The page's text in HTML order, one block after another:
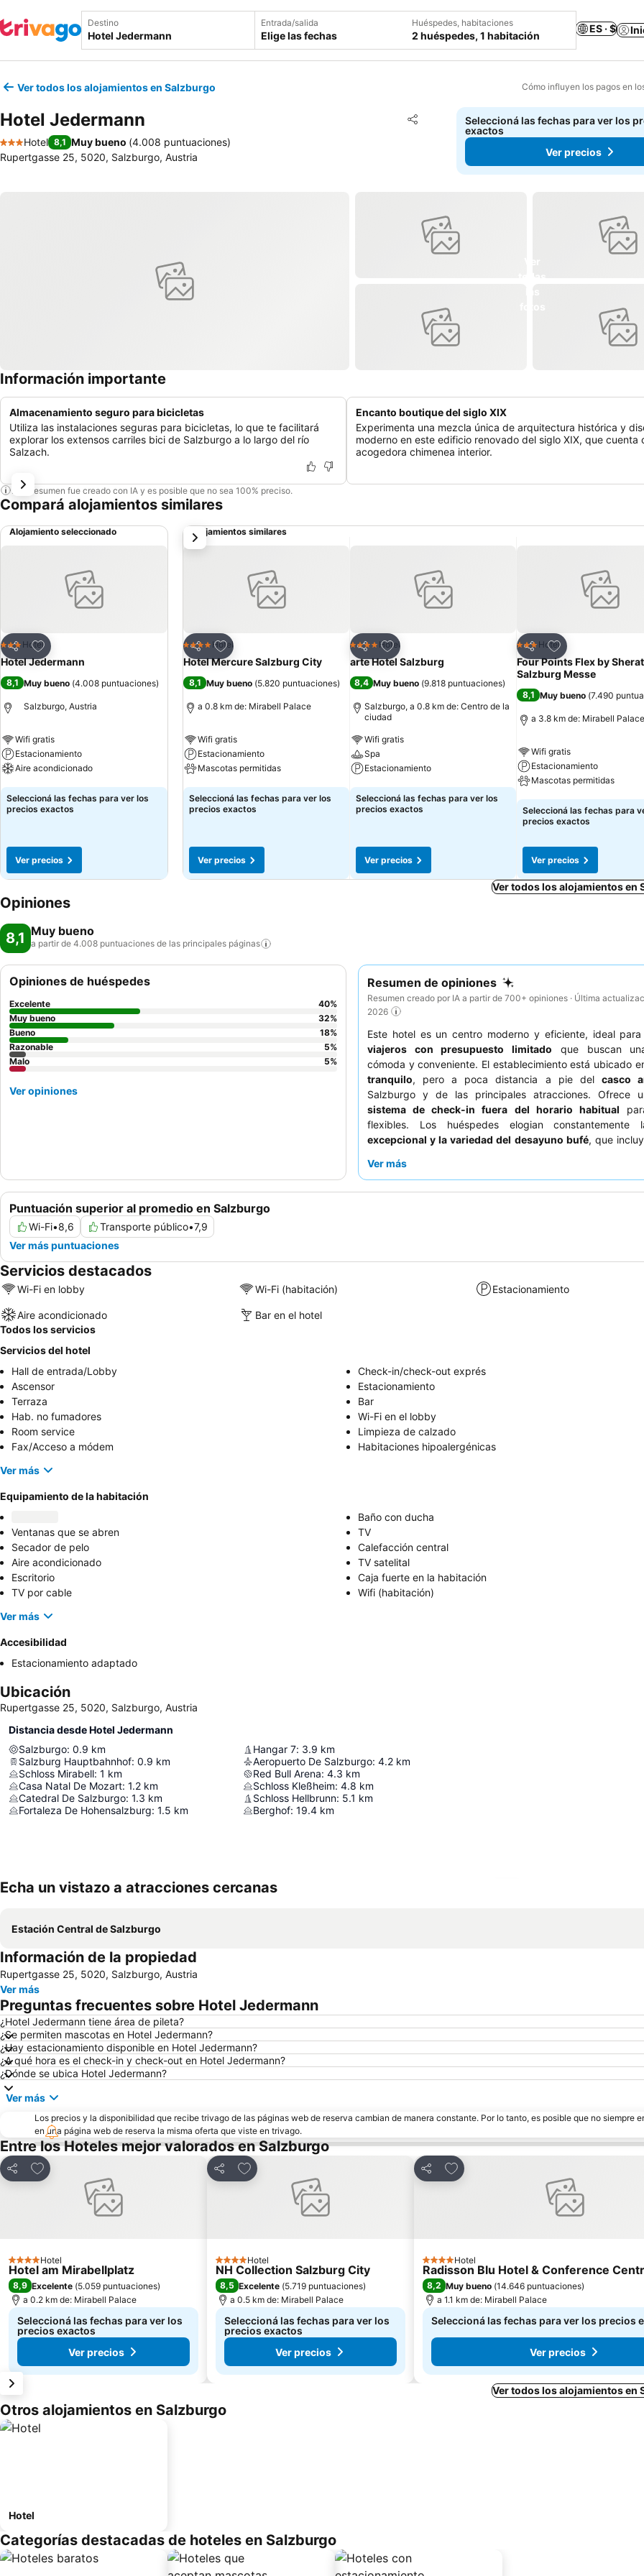
Destino Entrada/salida
Elige las fechas
Huéspedes, habitaciones
2 huéspedes, 1 habitación
ES · $
Ver todos los alojamientos en Salzburgo Cómo influyen los pagos en
Hotel Jedermann Compartir
Añadir a favoritos
3 Estrellas
Hotel 8,1 Muy bueno (4.008 puntuaciones)
Rupertgasse 25, 5020, Salzburgo, Austria
Seleccioná las fechas para ver los
exactos
Ver precios
Información importante
Almacenamiento seguro para bicicletas
Utiliza las instalaciones seguras para bicicletas, lo que te facilitará
explorar los extensos carriles bici de Salzburgo a lo largo del río
Salzach.
Encanto boutique del siglo XIX
Experimenta una mezcla única de arquitectura histórica y
moderno en este edificio renovado del siglo XIX, que cuenta
acogedora chimenea interior.
Este resumen fue creado con IA y es posible que no sea 100% preciso.
Compará alojamientos similares
Alojamiento seleccionado
Compartir
Añadir a favoritos
3 Estrellas
Hotel
Hotel Jedermann
8,1 Muy bueno (4.008 puntuaciones)
Salzburgo, Austria
Wifi gratis
Estacionamiento
Aire acondicionado
Ver precios
Seleccioná las fechas para ver los
precios exactos
Ver precios
Alojamientos similares
Compartir
Añadir a favoritos
4 EstrellasHotel
Hotel Mercure Salzburg City
8,1 Muy bueno (5.820 puntuaciones)
a 0.8 km de: Mirabell Palace
Wifi gratis
Estacionamiento
Mascotas permitidas
Ver precios
Seleccioná las fechas para ver los
precios exactos
Ver precios
Compartir
Añadir a favoritos
4 EstrellasHotel
arte Hotel Salzburg
8,4 Muy bueno (9.818 puntuaciones)
Salzburgo, a 0.8 km de: Centro de la
ciudad
Wifi gratis
Spa
Estacionamiento
Ver precios
Seleccioná las fechas para ver los
precios exactos
Ver precios
Compartir
Añadir a favoritos
3 Estrellas
Hotel
Four Points Flex by
Salzburg Messe
8,1 Muy bueno (7.490
a 3.8 km de: Mirabell Palace
Wifi gratis
Estacionamiento
Mascotas permitidas
Ver precios
Seleccioná las fechas para
precios exactos
Ver precios
siguiente
Ver todos los alojamientos en
Opiniones
8,1 Muy bueno
a partir de 4.008 puntuaciones de las principales páginas
Resumen de opiniones
Resumen creado por IA a partir de 700+ opiniones · Última
2026
Este hotel es un centro moderno y eficiente, ideal
viajeros con presupuesto limitado que buscan
cómoda y conveniente. El establecimiento está ubicado
tranquilo, pero a poca distancia a pie del casco
Salzburgo y de las principales atracciones. Ofrece
sistema de check-in fuera del horario habitual
flexibles. Los huéspedes elogian constantemente
excepcional y la variedad del desayuno bufé, que
serena, considere solicitar una habitación con
Ver más
Puntuación superior al promedio en Salzburgo
Wi-Fi•8,6 Transporte público•7,9
Ver más puntuaciones
Opiniones de huéspedes
Excelente 40%
Muy bueno
32%
Bueno
18%
Razonable
5%
Malo
5%
Ver opiniones
Servicios destacados
Wi-Fi en lobby Wi-Fi (habitación) Estacionamiento
Aire acondicionado
Bar en el hotel
Todos los servicios
Servicios del hotel
Hall de entrada/Lobby
Check-in/check-out exprés
Ascensor
Estacionamiento
Terraza
Bar
Hab. no fumadores
Wi-Fi en el lobby
Room service
Limpieza de calzado
Fax/Acceso a módem
Habitaciones hipoalergénicas
Ver más
Equipamiento de la habitación
Baño con ducha
Ventanas que se abren
TV
Secador de pelo
Calefacción central
Aire acondicionado
TV satelital
Escritorio
Caja fuerte en la habitación
TV por cable
Wifi (habitación)
Ver más
Accesibilidad
Estacionamiento adaptado
Ubicación
Rupertgasse 25, 5020, Salzburgo, Austria
Distancia desde Hotel Jedermann
Salzburgo: 0.9 km
Salzburg Hauptbahnhof: 0.9 km
Schloss Mirabell: 1 km
Casa Natal De Mozart: 1.2 km
Catedral De Salzburgo: 1.3 km
Fortaleza De Hohensalzburg: 1.5 km
Hangar 7: 3.9 km
Aeropuerto De Salzburgo: 4.2 km
Red Bull Arena: 4.3 km
Schloss Kleßheim: 4.8 km
Schloss Hellbrunn: 5.1 km
Berghof: 19.4 km
Echa un vistazo a atracciones cercanas
Estación Central de Salzburgo
Información de la propiedad
Rupertgasse 25, 5020, Salzburgo, Austria
Ver más
Preguntas frecuentes sobre Hotel Jedermann
¿Hotel Jedermann tiene área de pileta?
¿Se permiten mascotas en Hotel Jedermann?
¿Hay estacionamiento disponible en Hotel Jedermann?
¿A qué hora es el check-in y check-out en Hotel Jedermann?
¿Dónde se ubica Hotel Jedermann?
Ver más
Los precios y la disponibilidad que recibe trivago de las páginas web de reserva cambian de manera constante. Por lo tanto, es posible que no siempre
en una página web de reserva la misma oferta que viste en trivago.
Entre los Hoteles mejor valorados en Salzburgo
Compartir
Añadir a favoritos
4 Estrellas
Hotel
Hotel am Mirabellplatz
8,9 Excelente (5.059 puntuaciones)
a 0.2 km de: Mirabell Palace
Seleccioná las fechas para ver los
precios exactos
Ver precios
Compartir
Añadir a favoritos
4 Estrellas
Hotel
NH Collection Salzburg City
8,5 Excelente (5.719 puntuaciones)
a 0.5 km de: Mirabell Palace
Seleccioná las fechas para ver los
precios exactos
Ver precios
Compartir
Añadir a favoritos
4 Estrellas
Hotel
Radisson Blu Hotel & Conference
8,2 Muy bueno (14.646 puntuaciones)
a 1.1 km de: Mirabell Palace
Seleccioná las fechas para ver los precios
Ver precios
Ver todos los alojamientos en
Otros alojamientos en Salzburgo
Hotel
Categorías destacadas de hoteles en Salzburgo